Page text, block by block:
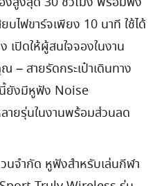
บไฟขาร์จเพียง 10 นาที ใช้ได้
เปิดให้ผู้สนใจจองในงาน
– สายรัดกระเป๋าเดินทาง
ยังมีหูฟัง Noise
ายรุ่นในงานพร้อมส่วนลด
นจำกัด หูฟังสำหรับเล่นกีฬา